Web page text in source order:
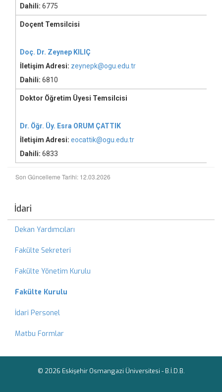
Dahili: 6775
Doçent Temsilcisi
Doç. Dr. Zeynep KILIÇ
İletişim Adresi: zeynepk@ogu.edu.tr
Dahili: 6810
Doktor Öğretim Üyesi Temsilcisi
Dr. Öğr. Üy. Esra ORUM ÇATTIK
İletişim Adresi: eocattik@ogu.edu.tr
Dahili: 6833
Son Güncelleme Tarihi: 12.03.2026
İdari
Dekan Yardımcıları
Fakülte Sekreteri
Fakülte Yönetim Kurulu
Fakülte Kurulu
İdari Personel
Matbu Formlar
© 2026 Eskişehir Osmangazi Üniversitesi - B.İ.D.B.